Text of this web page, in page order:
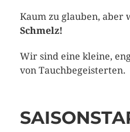
Kaum zu glauben, aber
Schmelz!
Wir sind eine kleine,
von Tauchbegeisterten.